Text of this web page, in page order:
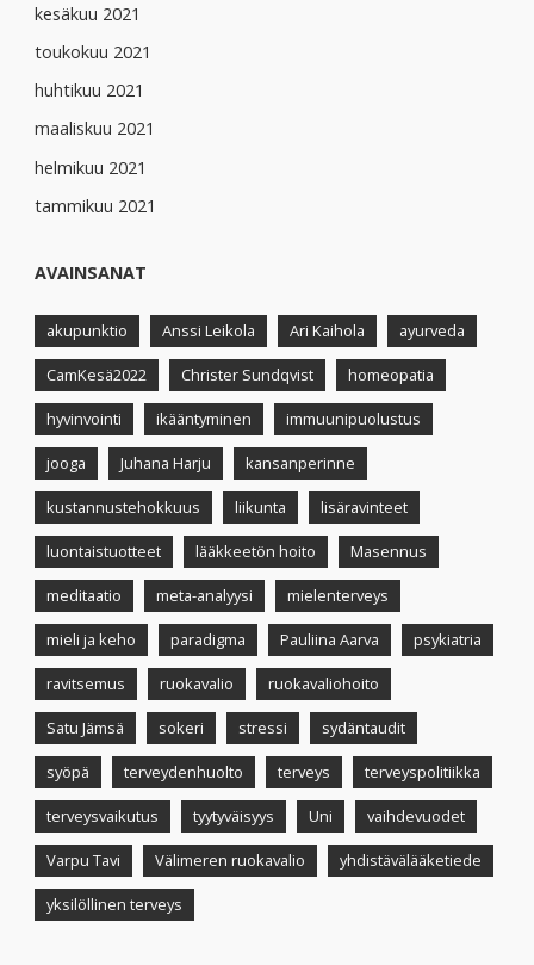
kesäkuu 2021
toukokuu 2021
huhtikuu 2021
maaliskuu 2021
helmikuu 2021
tammikuu 2021
AVAINSANAT
akupunktio Anssi Leikola Ari Kaihola ayurveda
CamKesä2022 Christer Sundqvist homeopatia
hyvinvointi ikääntyminen immuunipuolustus
jooga Juhana Harju kansanperinne
kustannustehokkuus liikunta lisäravinteet
luontaistuotteet lääkkeetön hoito Masennus
meditaatio meta-analyysi mielenterveys
mieli ja keho paradigma Pauliina Aarva psykiatria
ravitsemus ruokavalio ruokavaliohoito
Satu Jämsä sokeri stressi sydäntaudit
syöpä terveydenhuolto terveys terveyspolitiikka
terveysvaikutus tyytyväisyys Uni vaihdevuodet
Varpu Tavi Välimeren ruokavalio yhdistävälääketiede
yksilöllinen terveys